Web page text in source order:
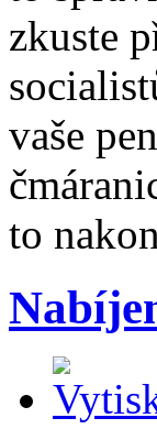
zkuste
vaše
to